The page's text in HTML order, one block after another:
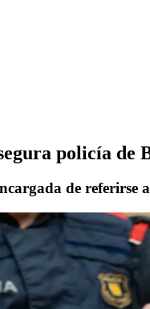
policía de
de referirse